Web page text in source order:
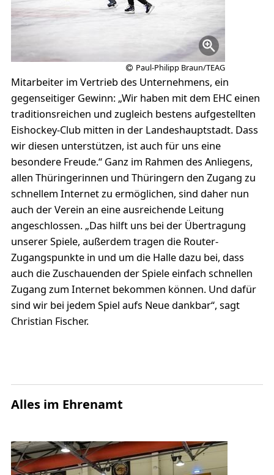
Paul-Philipp Braun/TEAG
Mitarbeiter im Vertrieb des Unternehmens, ein
gegenseitiger Gewinn: „Wir haben mit dem EHC einen
traditionsreichen und zugleich bestens aufgestellten
Eishockey-Club mitten in der Landeshauptstadt. Dass
wir diesen unterstützen, ist auch für uns eine
besondere Freude.“ Ganz im Rahmen des Anliegens,
allen Thüringerinnen und Thüringern den Zugang zu
schnellem Internet zu ermöglichen, sind daher nun
auch der Verein an eine ausreichende Leitung
angeschlossen. „Das hilft uns bei der Übertragung
unserer Spiele, außerdem tragen die Router-
Zugangspunkte in und um die Halle dazu bei, dass
auch die Zuschauenden der Spiele einfach schnellen
Zugang zum Internet bekommen können. Und dafür
sind wir bei jedem Spiel aufs Neue dankbar“, sagt
Christian Fischer.
Alles im Ehrenamt